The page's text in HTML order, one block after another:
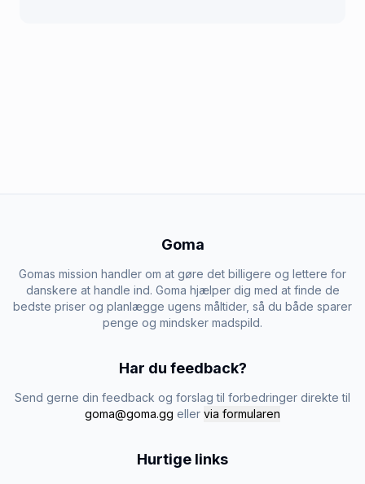
Goma
Gomas mission handler om at gøre det billigere og lettere for
danskere at handle ind. Goma hjælper dig med at finde de
bedste priser og planlægge ugens måltider, så du både sparer
penge og mindsker madspild.
Har du feedback?
Send gerne din feedback og forslag til forbedringer direkte til
goma@goma.gg eller via formularen
Hurtige links